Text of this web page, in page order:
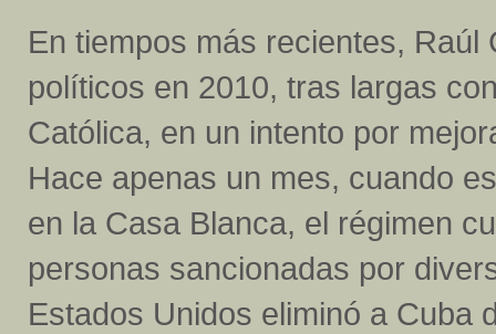
En tiempos más recientes,
políticos en 2010, tras largas
Católica, en un intento por
Hace apenas un mes, cuando
en la Casa Blanca, el régimen
personas sancionadas por
Estados Unidos eliminó a Cuba